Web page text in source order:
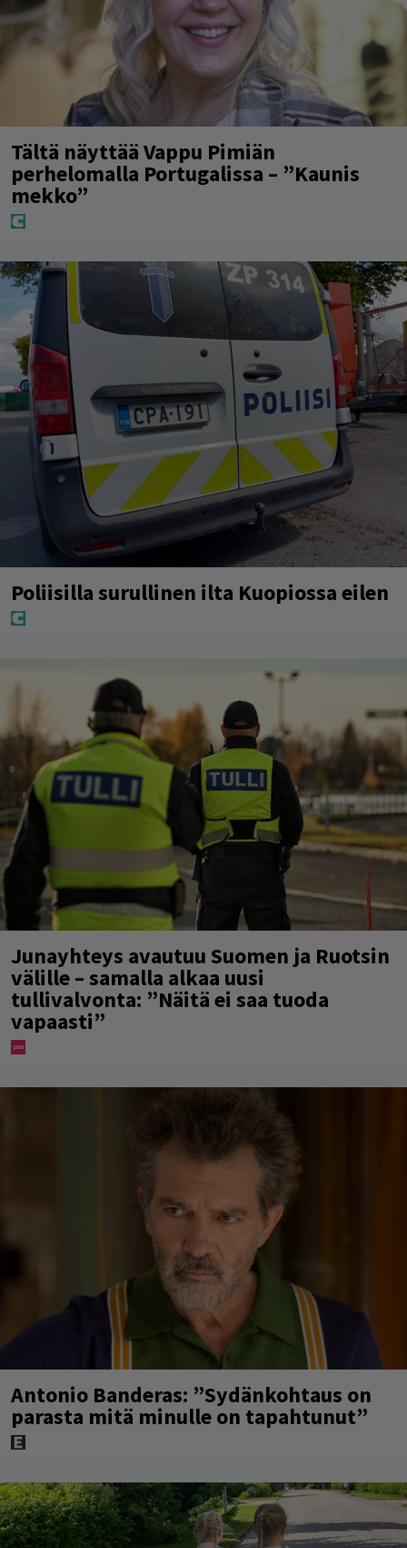
Tältä näyttää Vappu Pimiän
perhelomalla Portugalissa – ”Kaunis
mekko”
Poliisilla surullinen ilta Kuopiossa eilen
Junayhteys avautuu Suomen ja Ruotsin
välille – samalla alkaa uusi
tullivalvonta: ”Näitä ei saa tuoda
vapaasti”
Antonio Banderas: ”Sydänkohtaus on
parasta mitä minulle on tapahtunut”